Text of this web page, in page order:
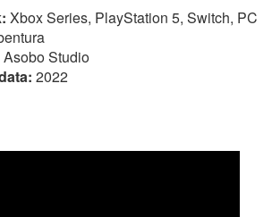
Xbox Series, PlayStation 5, Switch, PC
Asobo Studio
2022